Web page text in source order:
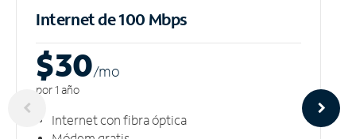
Internet de 100 Mbps
$30/mo
por 1 año
Internet con fibra óptica